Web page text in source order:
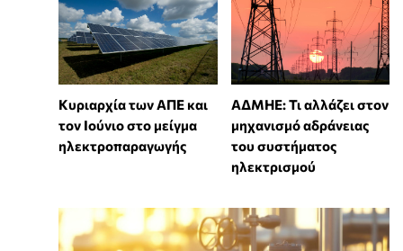
Κυριαρχία των ΑΠΕ και
τον Ιούνιο στο μείγμα
ηλεκτροπαραγωγής
ΑΔΜΗΕ: Τι αλλάζει στον
μηχανισμό αδράνειας
του συστήματος
ηλεκτρισμού